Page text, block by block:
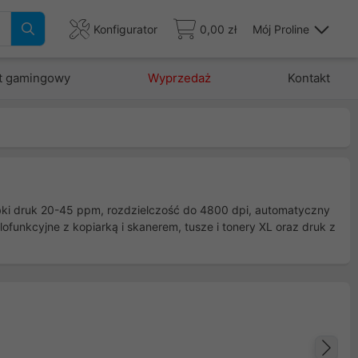
Konfigurator 0,00 zł Mój Proline
gamingowy Wyprzedaż Kontakt
druk 20-45 ppm, rozdzielczość do 4800 dpi, automatyczny
z kopiarką i skanerem, tusze i tonery XL oraz druk z